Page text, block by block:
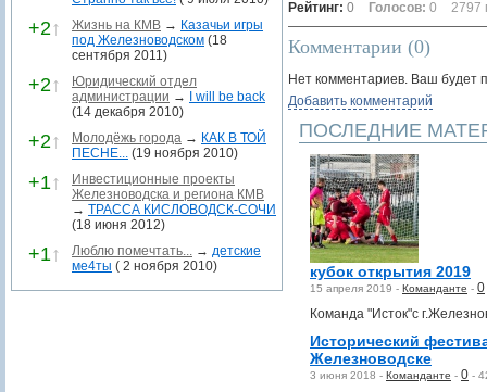
+2↑ Жизнь на КМВ → Казачьи игры
под Железноводском (18
сентября 2011)
+2↑
Юридический отдел
администрации →
I will be back
(14 декабря 2010)
+2↑ Молодёжь города → КАК В ТОЙ
ПЕСНЕ... (19 ноября 2010)
+1↑
Инвестиционные проекты
Железноводска и региона КМВ
→ ТРАССА КИСЛОВОДСК-СОЧИ
(18 июня 2012)
+1↑ Люблю помечтать... → детские
ме4ты ( 2 ноября 2010)
Рейтинг: 0 Голосов: 0 2797
Комментарии (0)
Нет комментариев. Ваш будет
Добавить комментарий
ПОСЛЕДНИЕ
кубок открытия 2019
15 апреля 2019 - Команданте - 0
Команда "Исток"с
Исторический
Железноводске
3 июня 2018 - Команданте - 0 -